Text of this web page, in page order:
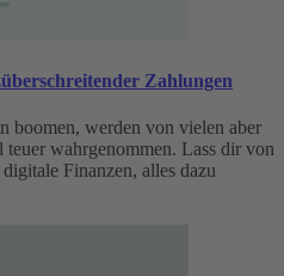
Zahlungen
boomen, werden von vielen aber
wahrgenommen. Lass dir von
Finanzen, alles dazu